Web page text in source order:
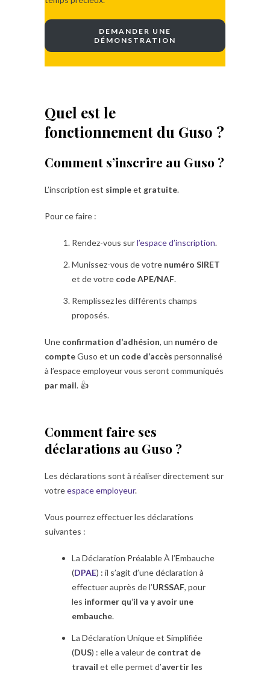
DEMANDER UNE
DÉMONSTRATION
Quel est le
fonctionnement du Guso ?
Comment s’inscrire au Guso ?
L’inscription est simpleet gratuite.
Pour ce faire :
Rendez-vous surl’espace d’inscription.
Munissez-vous de votre numéro SIRET
et de votre code APE/NAF.
Remplissez les différents champs
proposés.
Une confirmation d’adhésion, un numéro de
compteGuso et un code d’accès personnalisé
à l’espace employeur vous seront communiqués
par mail. 👍
Comment faire ses
déclarations au Guso ?
Les déclarations sont à réaliser directement sur
votreespace employeur.
Vous pourrez effectuer les déclarations
suivantes :
La Déclaration Préalable À l’Embauche
(DPAE) : il s’agit d’une déclaration à
effectuer auprès de l’URSSAF, pour
les informer qu’il va y avoir une
embauche.
La Déclaration Unique et Simplifiée
(DUS) : elle a valeur de contrat de
travail et elle permet d’avertir les